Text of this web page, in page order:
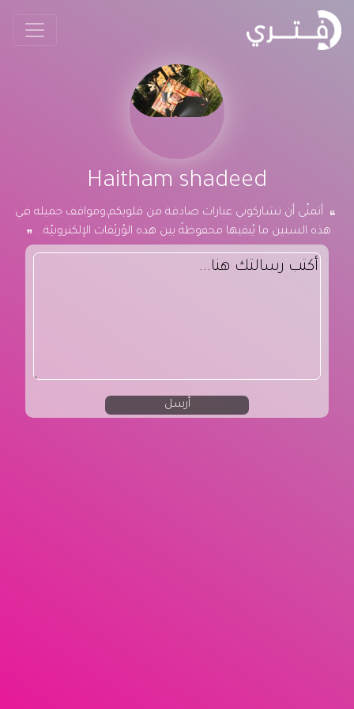
Haitham shadeed
أتمنّى أن تشاركوني عبارات صادقة من قلوبكم،ومواقف جميله في
هذه السنين ما يُبقيها محفوظةً بين هذه الوُريْقات الإلكترونيّة..